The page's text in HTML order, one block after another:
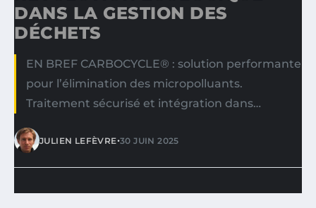
DANS LA GESTION DES
DÉCHETS
EN BREF CARBOCYCLE® : solution performante
pour l’élimination des micropolluants.
Traitement sécurisé et intégration dans…
JULIEN LEFÈVRE•30 JUIN 2025